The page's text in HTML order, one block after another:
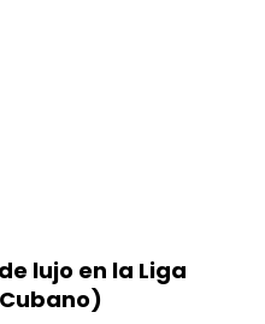
lujo en la Liga